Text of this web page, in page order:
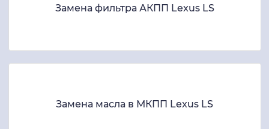
Замена фильтра АКПП Lexus LS
Замена масла в МКПП Lexus LS